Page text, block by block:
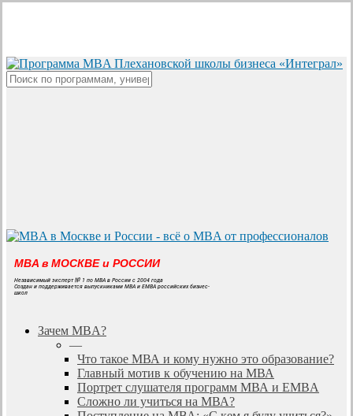
content
MBA в МОСКВЕ и РОССИИ
Независимый эксперт № 1 по MBA в России с 2004 года
Создан и поддерживается выпускниками MBA и EMBA российских бизнес-
школ
search
Menu
Зачем MBA?
—
Что такое МВА и кому нужно это образование?
Главный мотив к обучению на МВА
Портрет слушателя программ МВА и EMBA
Сложно ли учиться на МВА?